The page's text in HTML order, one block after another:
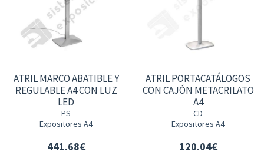
ATRIL MARCO ABATIBLE Y
REGULABLE A4 CON LUZ
LED
PS
Expositores A4
441.68€
ATRIL PORTACATÁLOGOS
CON CAJÓN METACRILATO
A4
CD
Expositores A4
120.04€